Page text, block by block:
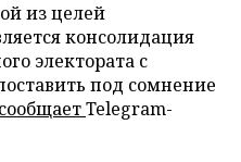
из целей
консолидация
электората с
под сомнение
сообщаетTelegram-